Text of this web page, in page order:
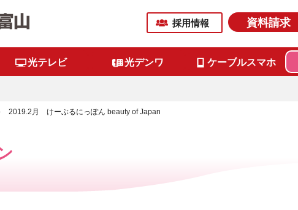
採用情報 資料請求
光テレビ 光デンワ ケーブルスマホ
2019.2月 けーぶるにっぽん beauty of Japan